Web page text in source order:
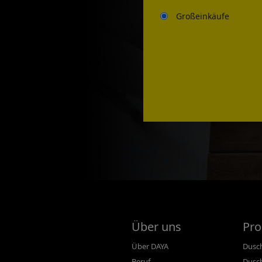
Großeinkäufe
Über uns
Über DAYA